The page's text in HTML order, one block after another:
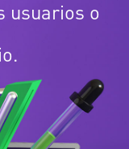
usuarios o